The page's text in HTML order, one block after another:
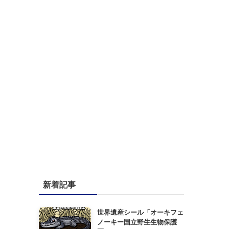
新着記事
世界遺産シール「オーキフェ
ノーキー国立野生生物保護